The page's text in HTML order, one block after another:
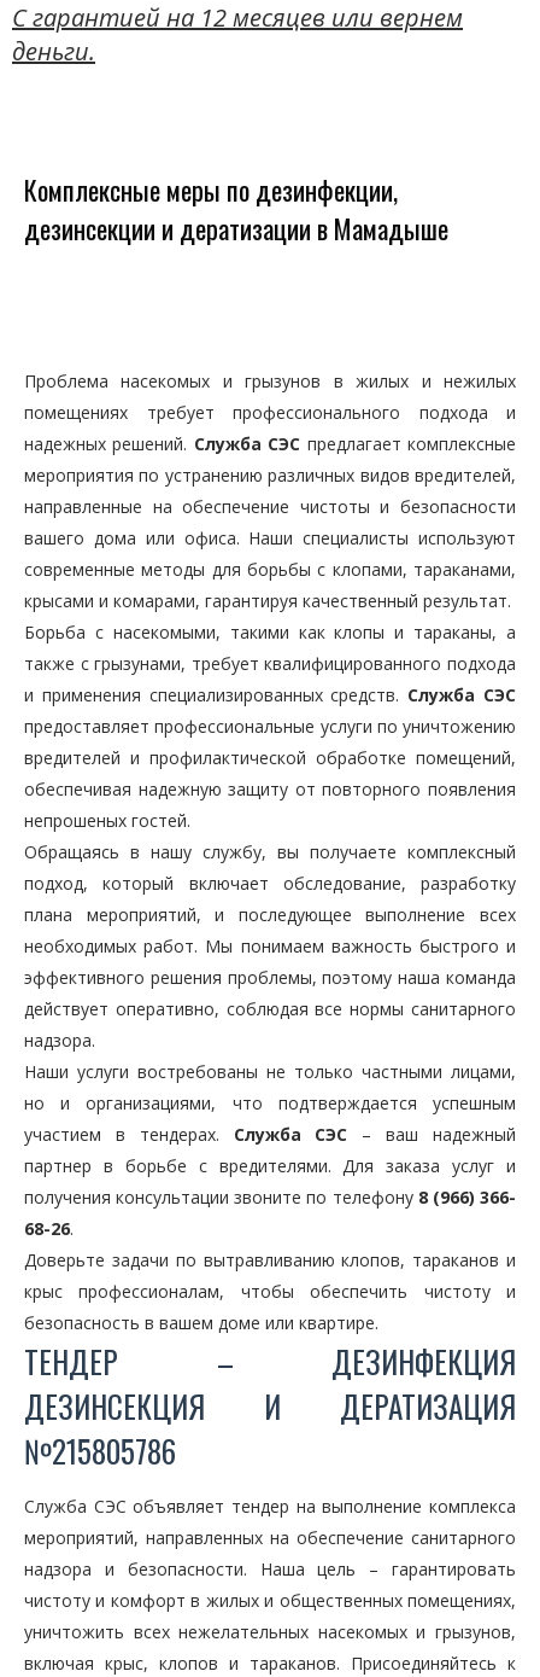
C гарантией на 12 месяцев или вернем
деньги.
Комплексные меры по дезинфекции,
дезинсекции и дератизации в Мамадыше
Проблема насекомых и грызунов в жилых и нежилых
помещениях требует профессионального подхода и
надежных решений. Служба СЭС предлагает комплексные
мероприятия по устранению различных видов вредителей,
направленные на обеспечение чистоты и безопасности
вашего дома или офиса. Наши специалисты используют
современные методы для борьбы с клопами, тараканами,
крысами и комарами, гарантируя качественный результат.
Борьба с насекомыми, такими как клопы и тараканы, а
также с грызунами, требует квалифицированного подхода
и применения специализированных средств. Служба СЭС
предоставляет профессиональные услуги по уничтожению
вредителей и профилактической обработке помещений,
обеспечивая надежную защиту от повторного появления
непрошеных гостей.
Обращаясь в нашу службу, вы получаете комплексный
подход, который включает обследование, разработку
плана мероприятий, и последующее выполнение всех
необходимых работ. Мы понимаем важность быстрого и
эффективного решения проблемы, поэтому наша команда
действует оперативно, соблюдая все нормы санитарного
надзора.
Наши услуги востребованы не только частными лицами,
но и организациями, что подтверждается успешным
участием в тендерах. Служба СЭС – ваш надежный
партнер в борьбе с вредителями. Для заказа услуг и
получения консультации звоните по телефону 8 (966) 366-
68-26.
Доверьте задачи по вытравливанию клопов, тараканов и
крыс профессионалам, чтобы обеспечить чистоту и
безопасность в вашем доме или квартире.
ТЕНДЕР – ДЕЗИНФЕКЦИЯ
ДЕЗИНСЕКЦИЯ И ДЕРАТИЗАЦИЯ
№215805786
Служба СЭС объявляет тендер на выполнение комплекса
мероприятий, направленных на обеспечение санитарного
надзора и безопасности. Наша цель – гарантировать
чистоту и комфорт в жилых и общественных помещениях,
уничтожить всех нежелательных насекомых и грызунов,
включая крыс, клопов и тараканов. Присоединяйтесь к